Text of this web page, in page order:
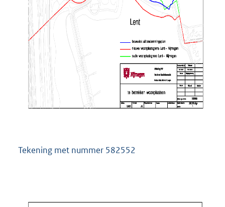
Tekening met nummer 582552